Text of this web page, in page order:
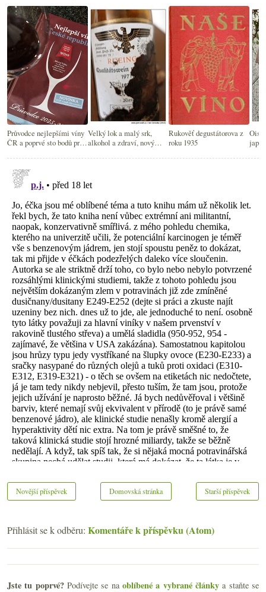
Průvodce nejlepšími víny
ČR a poprvé sto bodů pro
Velký lok a malý srk,
alkohol a zdraví, nový
Rukověť degustátorova z
roku 1935
Novější příspěvek Starší příspěvek
Domovská stránka
Přihlásit se k odběru: Komentáře k příspěvku (Atom)
Jste tu poprvé?Podívejte se naoblíbené a vybrané články a staňte se